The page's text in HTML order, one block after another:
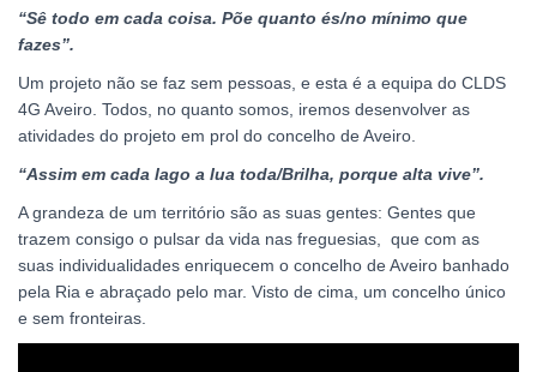
“Sê todo em cada coisa. Põe quanto és/no mínimo que
fazes”.
Um projeto não se faz sem pessoas, e esta é a equipa do CLDS
4G Aveiro. Todos, no quanto somos, iremos desenvolver as
atividades do projeto em prol do concelho de Aveiro.
“Assim em cada lago a lua toda/Brilha, porque alta vive”.
A grandeza de um território são as suas gentes: Gentes que
trazem consigo o pulsar da vida nas freguesias, que com as
suas individualidades enriquecem o concelho de Aveiro banhado
pela Ria e abraçado pelo mar. Visto de cima, um concelho único
e sem fronteiras.